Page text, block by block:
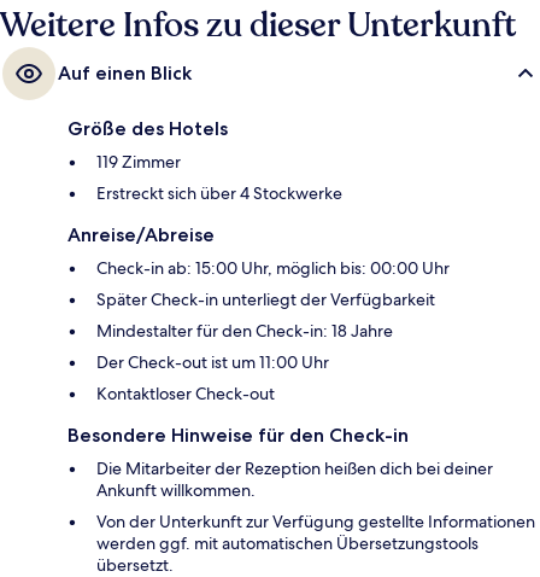
Weitere Infos zu dieser Unterkunft
Auf einen Blick
Größe des Hotels
119 Zimmer
Erstreckt sich über 4 Stockwerke
Anreise/Abreise
Check-in ab: 15:00 Uhr, möglich bis: 00:00 Uhr
Später Check-in unterliegt der Verfügbarkeit
Mindestalter für den Check-in: 18 Jahre
Der Check-out ist um 11:00 Uhr
Kontaktloser Check-out
Besondere Hinweise für den Check-in
Die Mitarbeiter der Rezeption heißen dich bei deiner
Ankunft willkommen.
Von der Unterkunft zur Verfügung gestellte Informationen
werden ggf. mit automatischen Übersetzungstools
übersetzt.